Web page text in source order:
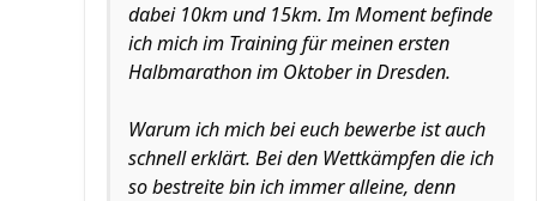
dabei 10km und 15km. Im Moment befinde
ich mich im Training für meinen ersten
Halbmarathon im Oktober in Dresden.
Warum ich mich bei euch bewerbe ist auch
schnell erklärt. Bei den Wettkämpfen die ich
so bestreite bin ich immer alleine, denn